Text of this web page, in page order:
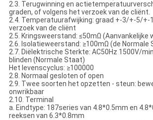
2.3. Terugwinning en
graden, of volgens het verzoek van de cliënt.
2.4. Temperatuurafwijking: graad +-3/+-5/+-
verzoek van de cliënt
2.5. Kringsweerstand: ≤50mΩ (Aanvankelijke
2.6. Isolatieweerstand: ≥100mΩ (de Normale
2.7. Diëlektrische Sterkte: AC50Hz 1500V/
blinden (Normale Staat)
Het levenscyclus: ≥100000
2.8. Normaal gesloten of open
2.9. Twee soorten het opzetten - steun:
onwrikbaar
2.10. Terminal
a. Eindtype: 187series van 4.8*0.5mm en
reeksen van 6.3*0.8mm